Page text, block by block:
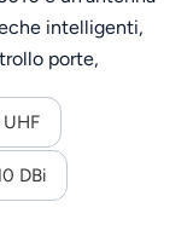
intelligenti,
porte,
UHF
DBi